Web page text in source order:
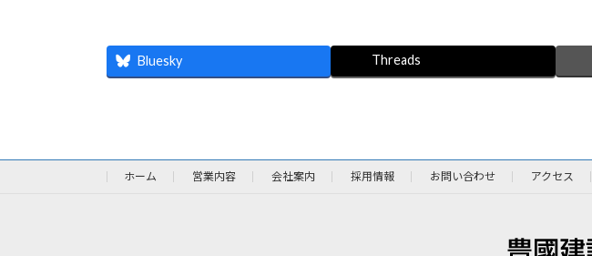
Bluesky Threads
ホーム 営業内容 会社案内 採用情報 お問い合わせ アクセス